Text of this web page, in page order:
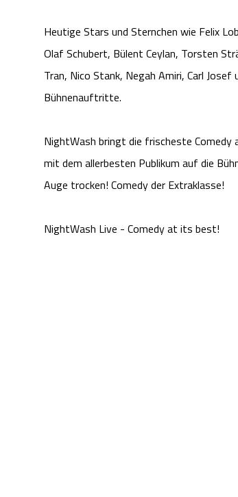
Heutige Stars und Sternchen wie Felix
Olaf Schubert, Bülent Ceylan, Torsten
Tran, Nico Stank, Negah Amiri, Carl
Bühnenauftritte.
NightWash bringt die frischeste Comedy
mit dem allerbesten Publikum auf die
Auge trocken! Comedy der Extraklasse!
NightWash Live - Comedy at its best!